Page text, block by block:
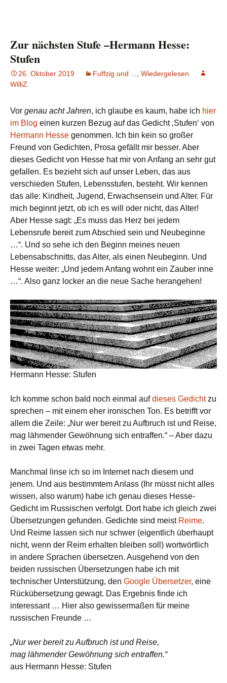
Zur nächsten Stufe –Hermann Hesse:
Stufen
26. Oktober 2019 Fuffzig und ..., Wiedergelesen
WilliZ
Vor genau acht Jahren, ich glaube es kaum, habe ich hier
im Blog einen kurzen Bezug auf das Gedicht ‚Stufen‘ von
Hermann Hesse genommen. Ich bin kein so großer
Freund von Gedichten, Prosa gefällt mir besser. Aber
dieses Gedicht von Hesse hat mir von Anfang an sehr gut
gefallen. Es bezieht sich auf unser Leben, das aus
verschieden Stufen, Lebensstufen, besteht. Wir kennen
das alle: Kindheit, Jugend, Erwachsensein und Alter. Für
mich beginnt jetzt, ob ich es will oder nicht, das Alter!
Aber Hesse sagt: „Es muss das Herz bei jedem
Lebensrufe bereit zum Abschied sein und Neubeginne
…“. Und so sehe ich den Beginn meines neuen
Lebensabschnitts, das Alter, als einen Neubeginn. Und
Hesse weiter: „Und jedem Anfang wohnt ein Zauber inne
…“. Also ganz locker an die neue Sache herangehen!
Hermann Hesse: Stufen
Ich komme schon bald noch einmal aufdieses Gedichtzu
sprechen – mit einem eher ironischen Ton. Es betrifft vor
allem die Zeile: „Nur wer bereit zu Aufbruch ist und Reise,
mag lähmender Gewöhnung sich entraffen.“ – Aber dazu
in zwei Tagen etwas mehr.
Manchmal linse ich so im Internet nach diesem und
jenem. Und aus bestimmtem Anlass (Ihr müsst nicht alles
wissen, also warum) habe ich genau dieses Hesse-
Gedicht im Russischen verfolgt. Dort habe ich gleich zwei
Übersetzungen gefunden. Gedichte sind meist Reime.
Und Reime lassen sich nur schwer (eigentlich überhaupt
nicht, wenn der Reim erhalten bleiben soll) wortwörtlich
in andere Sprachen übersetzen. Ausgehend von den
beiden russischen Übersetzungen habe ich mit
technischer Unterstützung, den Google Übersetzer, eine
Rückübersetzung gewagt. Das Ergebnis finde ich
interessant … Hier also gewissermaßen für meine
russischen Freunde …
„Nur wer bereit zu Aufbruch ist und Reise,
mag lähmender Gewöhnung sich entraffen.“
aus Hermann Hesse: Stufen